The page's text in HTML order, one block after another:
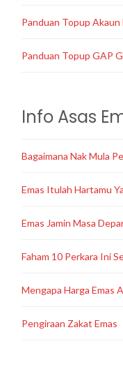
Panduan Topup Akaun
Panduan Topup GAP
Info Asas
Bagaimana Nak Mula
Emas Itulah Hartamu
Emas Jamin Masa
Faham 10 Perkara Ini
Mengapa Harga Emas
Pengiraan Zakat Emas